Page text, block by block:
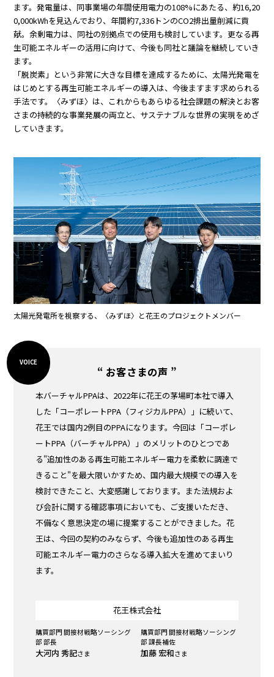
ます。発電量は、同事業場の年間使用電力の108%にあたる、約16,20
0,000kWhを見込んでおり、年間約7,336トンのCO2排出量削減に貢
献。余剰電力は、同社の別拠点での使用も検討しています。更なる再
生可能エネルギーの活用に向けて、今後も同社と議論を継続していき
ます。
「脱炭素」という非常に大きな目標を達成するために、太陽光発電を
はじめとする再生可能エネルギーの導入は、今後ますます求められる
手法です。〈みずほ〉は、これからもあらゆる社会課題の解決とお客
さまの持続的な事業発展の両立と、サステナブルな世界の実現をめざ
していきます。
太陽光発電所を視察する、〈みずほ〉と花王のプロジェクトメンバー
“ お客さまの声 ”
本バーチャルPPAは、2022年に花王の茅場町本社で導入
した「コーポレートPPA（フィジカルPPA）」に続いて、
花王では国内2例目のPPAになります。今回は「コーポレ
ートPPA（バーチャルPPA）」のメリットのひとつであ
る"追加性のある再生可能エネルギー電力を柔軟に調達で
きること"を最大限いかすため、国内最大規模での導入を
検討できたこと、大変感謝しております。また法規およ
び会計に関する確認事項においても、ご支援いただき、
不備なく意思決定の場に提案することができました。花
王は、今回の契約のみならず、今後も追加性のある再生
可能エネルギー電力のさらなる導入拡大を進めてまいり
ます。
花王株式会社
購買部門 間接材戦略ソーシング
部 部長
大河内 秀記さま
購買部門 間接材戦略ソーシング
部 課長補佐
加藤 宏和さま